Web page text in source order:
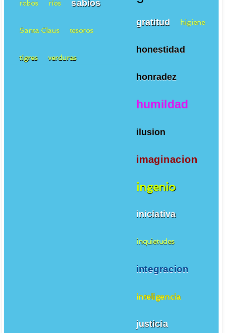
gratitud higiene
honestidad
honradez
humildad
ilusion
imaginacion
ingenio
iniciativa
inquietudes
integracion
inteligencia
justicia
robos ríos sabios
Santa Claus tesoros
tigres verduras